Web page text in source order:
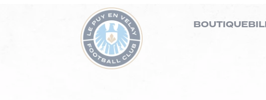
BOUTIQUE